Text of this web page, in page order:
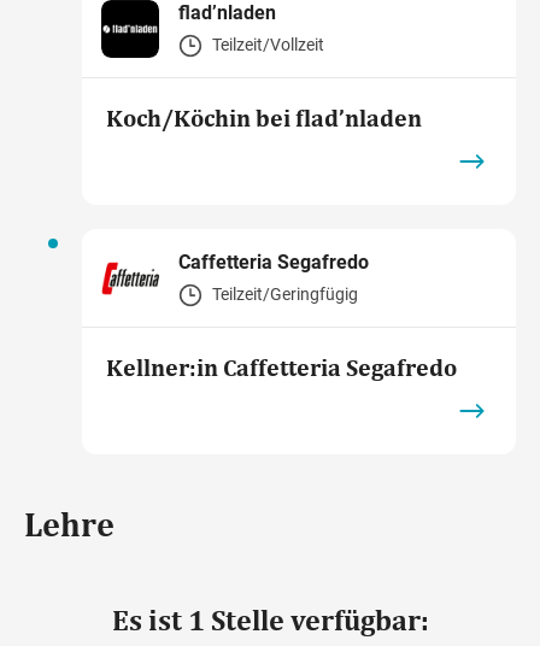
flad’nladen
Teilzeit/Vollzeit
Koch/Köchin bei flad’nladen
Caffetteria Segafredo
Teilzeit/Geringfügig
Kellner:in Caffetteria Segafredo
Lehre
Es ist 1 Stelle verfügbar: